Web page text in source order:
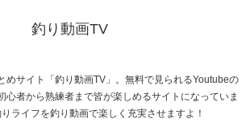
釣り動画TV
めサイト「釣り動画TV」。無料で見られるYoutubeの
心者から熟練者まで皆が楽しめるサイトになっていま
ライフを釣り動画で楽しく充実させますよ！